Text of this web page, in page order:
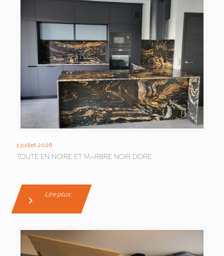
1 juillet 2026
TOUTE EN NOIRE ET MARBRE NOIR DORE
Lire plus